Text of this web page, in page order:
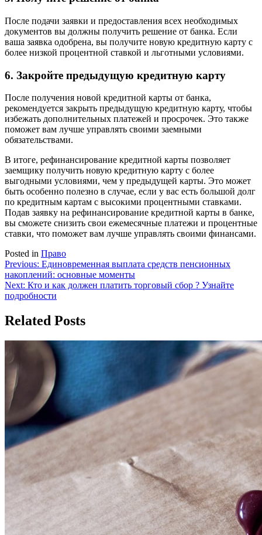
После подачи заявки и предоставления всех необходимых
документов вы должны получить решение от банка. Если
ваша заявка одобрена, вы получите новую кредитную карту с
более низкой процентной ставкой и льготными условиями.
6. Закройте предыдущую кредитную карту
После получения новой кредитной карты от банка,
рекомендуется закрыть предыдущую кредитную карту, чтобы
избежать дополнительных платежей и просрочек. Это также
поможет вам лучше управлять своими заемными
обязательствами.
В итоге, рефинансирование кредитной карты позволяет
заемщику получить новую кредитную карту с более
выгодными условиями, чем у предыдущей карты. Это может
быть особенно полезно в случае, если у вас есть большой долг
по кредитным картам с высокими процентными ставками.
Подав заявку на рефинансирование кредитной карты в банке,
вы сможете снизить свои ежемесячные платежи и процентные
ставки, что поможет вам лучше управлять своими финансами.
Posted in Право
Навигация
по
записям
Previous: Единовременная выплата средств пенсионных
накоплений: основные моменты
Next: Кто и как должен платить торговый сбор ? Узнайте
подробности
Related Posts